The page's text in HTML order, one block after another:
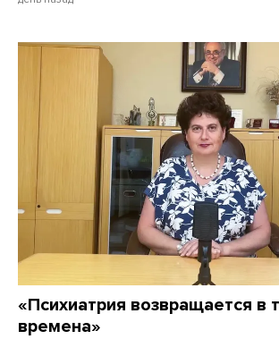
«Психиатрия возвращается в
времена»